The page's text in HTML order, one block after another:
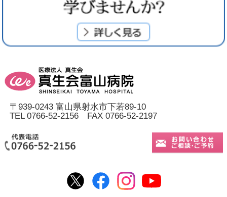
〒939-0243 富山県射水市下若89-10
TEL 0766-52-2156 FAX 0766-52-2197